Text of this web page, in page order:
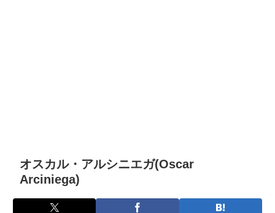
オスカル・アルシニエガ(Oscar
Arciniega)